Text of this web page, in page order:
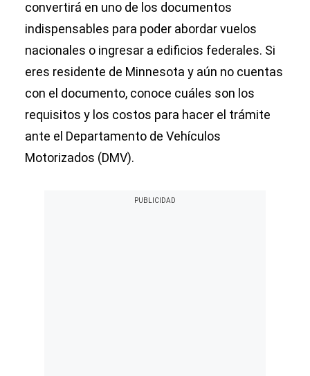
convertirá en uno de los documentos
indispensables para poder abordar vuelos
nacionales o ingresar a edificios federales. Si
eres residente de Minnesota y aún no cuentas
con el documento, conoce cuáles son los
requisitos y los costos para hacer el trámite
ante el Departamento de Vehículos
Motorizados (DMV).